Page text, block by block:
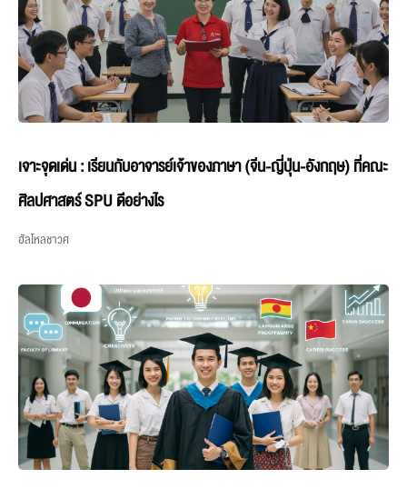
เจาะจุดเด่น : เรียนกับอาจารย์เจ้าของภาษา (จีน-ญี่ปุ่น-อังกฤษ) ที่คณะ
ศิลปศาสตร์ SPU ดีอย่างไร
ฮัลโหลชาวศ